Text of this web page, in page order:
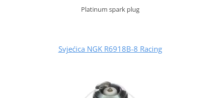
Platinum spark plug
Svjećica NGK R6918B-8 Racing